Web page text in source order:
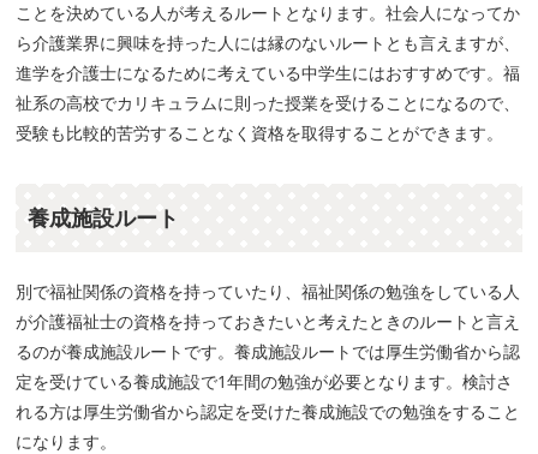
ことを決めている人が考えるルートとなります。社会人になってか
ら介護業界に興味を持った人には縁のないルートとも言えますが、
進学を介護士になるために考えている中学生にはおすすめです。福
祉系の高校でカリキュラムに則った授業を受けることになるので、
受験も比較的苦労することなく資格を取得することができます。
養成施設ルート
別で福祉関係の資格を持っていたり、福祉関係の勉強をしている人
が介護福祉士の資格を持っておきたいと考えたときのルートと言え
るのが養成施設ルートです。養成施設ルートでは厚生労働省から認
定を受けている養成施設で1年間の勉強が必要となります。検討さ
れる方は厚生労働省から認定を受けた養成施設での勉強をすること
になります。